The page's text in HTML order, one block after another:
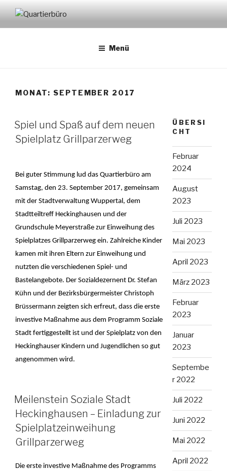
Inhalt
springenQUARTIERBÜRO
Menü
MONAT: SEPTEMBER 2017
Spiel und Spaß auf dem neuen
Spielplatz Grillparzerweg
Bei guter Stimmung lud das Quartierbüro am
Samstag, den 23. September 2017, gemeinsam
mit der Stadtverwaltung Wuppertal, dem
Stadtteiltreff Heckinghausen und der
Grundschule Meyerstraße zur Einweihung des
Spielplatzes Grillparzerweg ein. Zahlreiche Kinder
kamen mit ihren Eltern zur Einweihung und
nutzten die verschiedenen Spiel- und
Bastelangebote. Der Sozialdezernent Dr. Stefan
Kühn und der Bezirksbürgermeister Christoph
Brüssermann zeigten sich erfreut, dass die erste
investive Maßnahme aus dem Programm Soziale
Stadt fertiggestellt ist und der Spielplatz von den
Heckinghauser Kindern und Jugendlichen so gut
angenommen wird.
Meilenstein Soziale Stadt
Heckinghausen – Einladung zur
Spielplatzeinweihung
Grillparzerweg
Die erste investive Maßnahme des Programms
ÜBERSI
CHT
Februar
2024
August
2023
Juli 2023
Mai 2023
April 2023
März 2023
Februar
2023
Januar
2023
Septembe
r 2022
Juli 2022
Juni 2022
Mai 2022
April 2022